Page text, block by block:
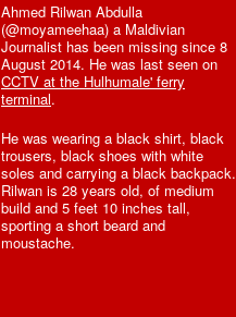
Ahmed Rilwan Abdulla
(@moyameehaa) a Maldivian
Journalist has been missing since 8
August 2014. He was last seen on
CCTV at the Hulhumale' ferry
terminal.
He was wearing a black shirt, black
trousers, black shoes with white
soles and carrying a black backpack.
Rilwan is 28 years old, of medium
build and 5 feet 10 inches tall,
sporting a short beard and
moustache.